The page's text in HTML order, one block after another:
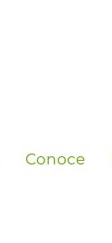
Conoce